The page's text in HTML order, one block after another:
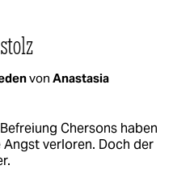
von Anastasia
Chersons haben
verloren. Doch der